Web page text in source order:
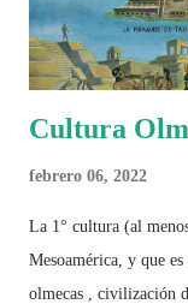
Cultura
febrero 06, 2022
La 1° cultura (al
Mesoamérica, y que
olmecas , civilización